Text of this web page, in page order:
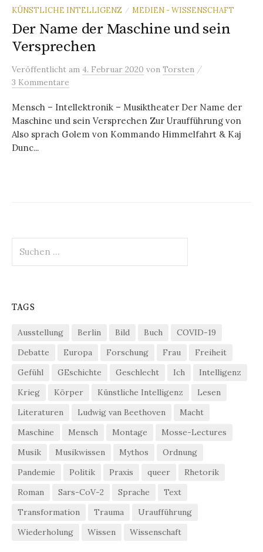
KÜNSTLICHE INTELLIGENZ / MEDIEN - WISSENSCHAFT
Der Name der Maschine und sein
Versprechen
Veröffentlicht am 4. Februar 2020 von Torsten /
3 Kommentare
Mensch – Intellektronik – Musiktheater Der Name der
Maschine und sein Versprechen Zur Uraufführung von
Also sprach Golem von Kommando Himmelfahrt & Kaj
Dunc...
nach:
TAGS
Ausstellung Berlin Bild Buch
COVID-19
Debatte
Europa Forschung Frau
Freiheit
Gefühl
GEschichte Geschlecht Ich
Intelligenz
Krieg
Körper Künstliche Intelligenz
Lesen
Literaturen
Ludwig van Beethoven
Macht
Maschine
Mensch Montage
Mosse-Lectures
Musik
Musikwissen Mythos
Ordnung
Pandemie
Politik Praxis queer
Rhetorik
Roman
Sars-CoV-2 Sprache
Text
Transformation
Trauma
Uraufführung
Wiederholung
Wissen Wissenschaft